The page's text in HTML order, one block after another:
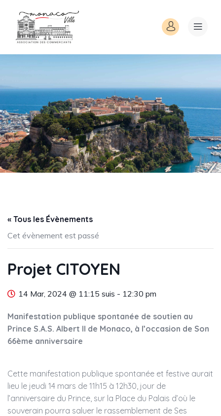
« Tous les Évènements
Cet évènement est passé
Projet CITOYEN
14 Mar, 2024 @ 11:15 suis - 12:30 pm
Manifestation publique spontanée de soutien au
Prince S.A.S. Albert II de Monaco, à l’occasion de Son
66ème anniversaire
Cette manifestation publique spontanée et festive aurait
lieu le jeudi 14 mars de 11h15 à 12h30, jour de
l’anniversaire du Prince, sur la Place du Palais d’où le
souverain pourra saluer le rassemblement de Ses